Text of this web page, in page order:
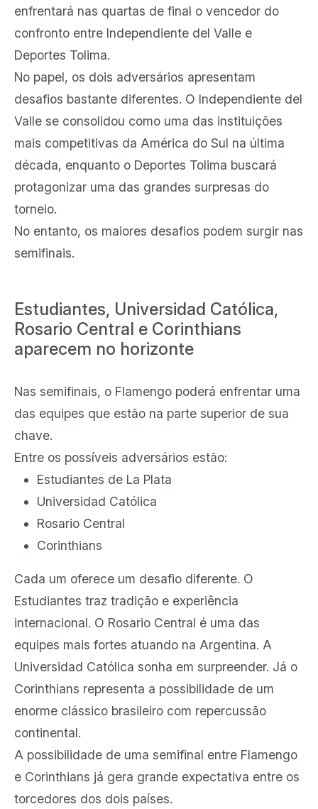
enfrentará nas quartas de final o vencedor do
confronto entre Independiente del Valle e
Deportes Tolima.
No papel, os dois adversários apresentam
desafios bastante diferentes. O Independiente del
Valle se consolidou como uma das instituições
mais competitivas da América do Sul na última
década, enquanto o Deportes Tolima buscará
protagonizar uma das grandes surpresas do
torneio.
No entanto, os maiores desafios podem surgir nas
semifinais.
Estudiantes, Universidad Católica,
Rosario Central e Corinthians
aparecem no horizonte
Nas semifinais, o Flamengo poderá enfrentar uma
das equipes que estão na parte superior de sua
chave.
Entre os possíveis adversários estão:
Estudiantes de La Plata
Universidad Católica
Rosario Central
Corinthians
Cada um oferece um desafio diferente. O
Estudiantes traz tradição e experiência
internacional. O Rosario Central é uma das
equipes mais fortes atuando na Argentina. A
Universidad Católica sonha em surpreender. Já o
Corinthians representa a possibilidade de um
enorme clássico brasileiro com repercussão
continental.
A possibilidade de uma semifinal entre Flamengo
e Corinthians já gera grande expectativa entre os
torcedores dos dois países.